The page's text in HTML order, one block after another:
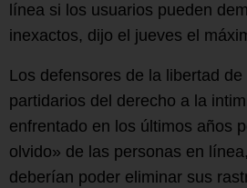
línea si los usuarios pueden
inexactos, dijo el jueves el
Los defensores de la libertad
partidarios del derecho a la
enfrentado en los últimos años
olvido» de las personas en
deberían poder eliminar sus